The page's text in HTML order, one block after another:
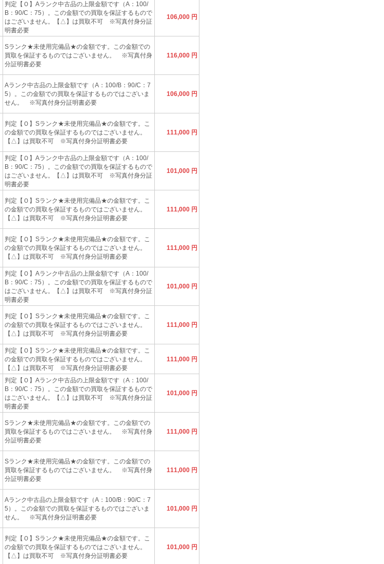
判定【Ｏ】Aランク中古品の上限金額です（A：100/
B：90/C：75）。この金額での買取を保証するもので
はございません。【△】は買取不可 ※写真付身分証
明書必要
106,000 円
Sランク★未使用完備品★の金額です。この金額での
買取を保証するものではございません。 ※写真付身
分証明書必要
116,000 円
Aランク中古品の上限金額です（A：100/B：90/C：7
5）。この金額での買取を保証するものではございま
せん。 ※写真付身分証明書必要
106,000 円
判定【Ｏ】Sランク★未使用完備品★の金額です。こ
の金額での買取を保証するものではございません。
【△】は買取不可 ※写真付身分証明書必要
111,000 円
判定【Ｏ】Aランク中古品の上限金額です（A：100/
B：90/C：75）。この金額での買取を保証するもので
はございません。【△】は買取不可 ※写真付身分証
明書必要
101,000 円
判定【Ｏ】Sランク★未使用完備品★の金額です。こ
の金額での買取を保証するものではございません。
【△】は買取不可 ※写真付身分証明書必要
111,000 円
判定【Ｏ】Sランク★未使用完備品★の金額です。こ
の金額での買取を保証するものではございません。
【△】は買取不可 ※写真付身分証明書必要
111,000 円
判定【Ｏ】Aランク中古品の上限金額です（A：100/
B：90/C：75）。この金額での買取を保証するもので
はございません。【△】は買取不可 ※写真付身分証
明書必要
101,000 円
判定【Ｏ】Sランク★未使用完備品★の金額です。こ
の金額での買取を保証するものではございません。
【△】は買取不可 ※写真付身分証明書必要
111,000 円
判定【Ｏ】Sランク★未使用完備品★の金額です。こ
の金額での買取を保証するものではございません。
【△】は買取不可 ※写真付身分証明書必要
111,000 円
判定【Ｏ】Aランク中古品の上限金額です（A：100/
B：90/C：75）。この金額での買取を保証するもので
はございません。【△】は買取不可 ※写真付身分証
明書必要
101,000 円
Sランク★未使用完備品★の金額です。この金額での
買取を保証するものではございません。 ※写真付身
分証明書必要
111,000 円
Sランク★未使用完備品★の金額です。この金額での
買取を保証するものではございません。 ※写真付身
分証明書必要
111,000 円
Aランク中古品の上限金額です（A：100/B：90/C：7
5）。この金額での買取を保証するものではございま
せん。 ※写真付身分証明書必要
101,000 円
判定【Ｏ】Sランク★未使用完備品★の金額です。こ
の金額での買取を保証するものではございません。
【△】は買取不可 ※写真付身分証明書必要
101,000 円